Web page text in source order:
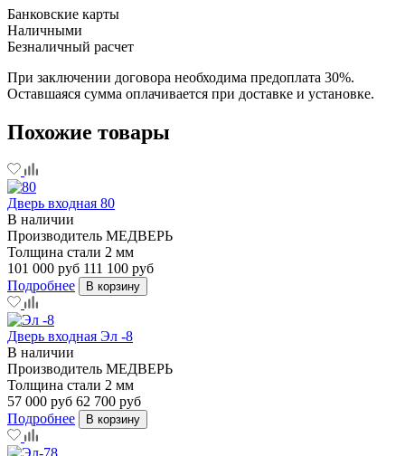
Банковские карты
Наличными
Безналичный расчет
При заключении договора необходима предоплата 30%.
Оставшаяся сумма оплачивается при доставке и установке.
Похожие товары
Дверь входная 80
В наличии
Производитель МЕДВЕРЬ
Толщина стали 2 мм
101 000 руб 111 100 руб
Подробнее
В корзину
Дверь входная Эл -8
В наличии
Производитель МЕДВЕРЬ
Толщина стали 2 мм
57 000 руб 62 700 руб
Подробнее
В корзину